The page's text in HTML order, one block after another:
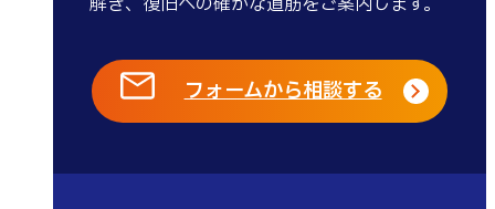
フォームから相談する